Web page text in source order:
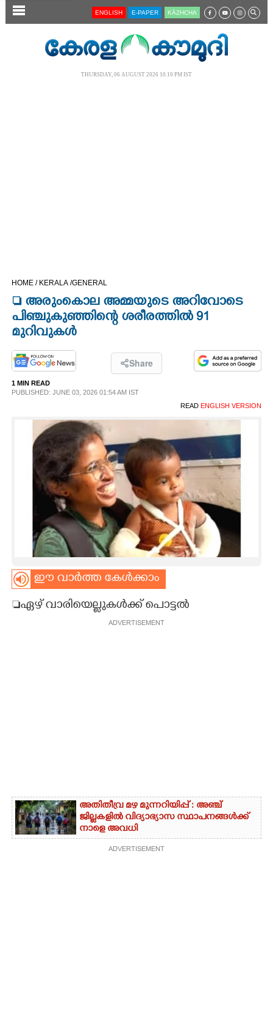
SECTIONS
CINEMA
OPINION
PHOTOS
LIFESTYLE
SPIRITUAL
ASTRO
CARTOONS
LITERATURE
ENGLISH E-PAPER KĀZHCHA
THURSDAY, 06 AUGUST 2026 10.10 PM IST
HOME / KERALA /GENERAL
 അരുംകൊല അമ്മയുടെ അറിവോടെ
പിഞ്ചുകുഞ്ഞിന്റെ ശരീരത്തിൽ 91
മുറിവുകൾ
Share
1 MIN READ
PUBLISHED: JUNE 03, 2026 01:54 AM IST
READ ENGLISH VERSION
ഈ വാർത്ത കേൾക്കാം
ഏഴ് വാരിയെല്ലുകൾക്ക് പൊട്ടൽ
ADVERTISEMENT
അതിതീവ്ര മഴ മുന്നറിയിപ്പ് : അഞ്ച്
ജില്ലകളിൽ വിദ്യാഭ്യാസ സ്ഥാപനങ്ങൾക്ക്
നാളെ അവധി
ADVERTISEMENT